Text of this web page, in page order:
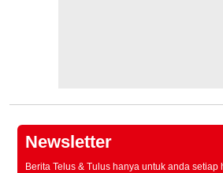
Newsletter
Berita Telus & Tulus hanya untuk anda